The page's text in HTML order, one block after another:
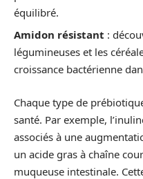
équilibré.
Amidon résistant :
légumineuses et les
croissance bactérienne
Chaque type de
santé. Par exemple,
associés à une
un acide gras à chaîne
muqueuse intestinale.